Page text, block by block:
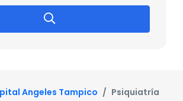
Angeles Tampico Psiquiatría